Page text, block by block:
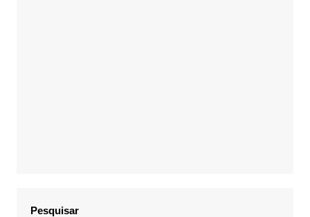
Pesquisar